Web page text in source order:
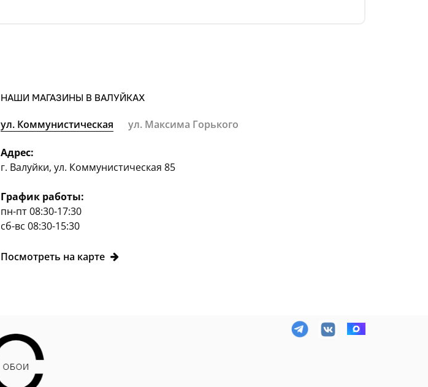
НАШИ МАГАЗИНЫ В ВАЛУЙКАХ
ул. Коммунистическая ул. Максима Горького
Адрес:
г. Валуйки, ул. Коммунистическая 85
График работы:
пн-пт 08:30-17:30
сб-вс 08:30-15:30
Посмотреть на карте